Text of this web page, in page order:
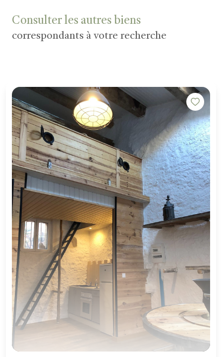
Consulter les autres biens
correspondants à votre recherche